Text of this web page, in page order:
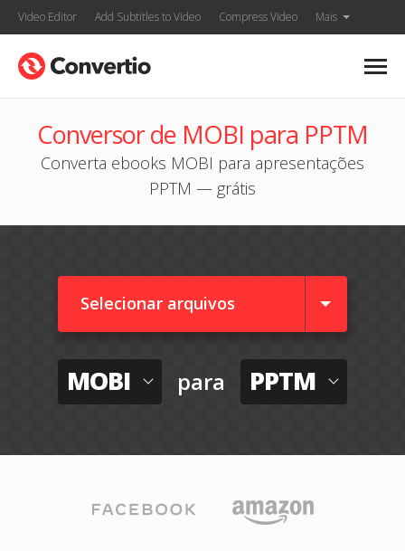
Video Editor Add Subtitles to Video Compress Video Mais
Conversor de MOBI para PPTM
Converta ebooks MOBI para apresentações
PPTM — grátis
Selecionar arquivos
MOBI para PPTM